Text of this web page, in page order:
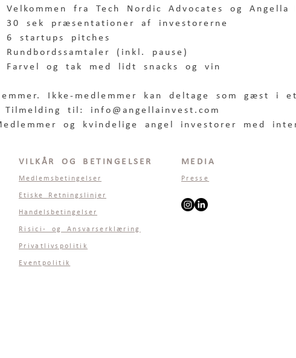
Velkommen fra Tech Nordic Advocates og Angella
30 sek præsentationer af investorerne
6 startups pitches
Rundbordssamtaler (inkl. pause)
Farvel og tak med lidt snacks og vin
Ikke-medlemmer kan deltage som gæst i
Tilmelding til: info@angellainvest.com
og kvindelige angel investorer med
VILKÅR OG BETINGELSER
Medlemsbetingelser
Etiske Retningslinjer
Handelsbetingelser
Risici- og Ansvarserklæring
Privatlivspolitik
Eventpolitik
MEDIA
Presse